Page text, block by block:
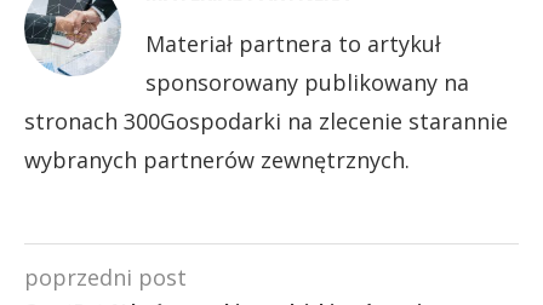
Materiał partnera to artykuł
sponsorowany publikowany na
stronach 300Gospodarki na zlecenie starannie
wybranych partnerów zewnętrznych.
poprzedni post